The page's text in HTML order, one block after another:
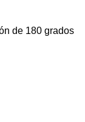
de 180 grados